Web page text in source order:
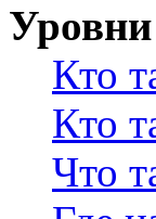
Кто
Кто
Что